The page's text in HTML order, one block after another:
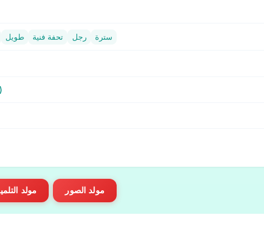
طويل تحفة فنية رجل سترة
NAI Diffusion Anime Full (رسم)
مولد مولد الصور